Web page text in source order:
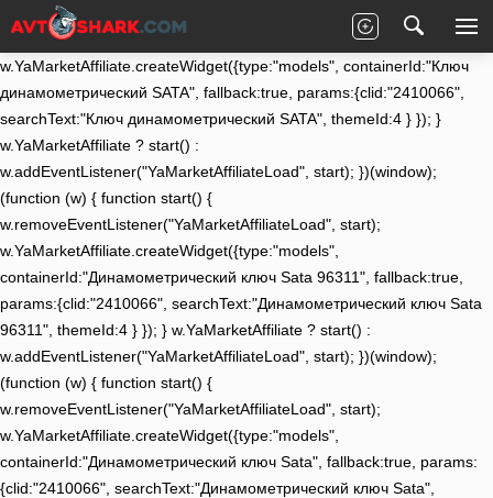
(function (w) { function start() {
w.removeEventListener("YaMarketAffiliateLoad", start);
w.YaMarketAffiliate.createWidget({type:"models", containerId:"Ключ
динамометрический SATA", fallback:true, params:{clid:"2410066",
searchText:"Ключ динамометрический SATA", themeId:4 } }); }
w.YaMarketAffiliate ? start() :
w.addEventListener("YaMarketAffiliateLoad", start); })(window);
(function (w) { function start() {
w.removeEventListener("YaMarketAffiliateLoad", start);
w.YaMarketAffiliate.createWidget({type:"models",
containerId:"Динамометрический ключ Sata 96311", fallback:true,
params:{clid:"2410066", searchText:"Динамометрический ключ Sata
96311", themeId:4 } }); } w.YaMarketAffiliate ? start() :
w.addEventListener("YaMarketAffiliateLoad", start); })(window);
(function (w) { function start() {
w.removeEventListener("YaMarketAffiliateLoad", start);
w.YaMarketAffiliate.createWidget({type:"models",
containerId:"Динамометрический ключ Sata", fallback:true, params:
{clid:"2410066", searchText:"Динамометрический ключ Sata",